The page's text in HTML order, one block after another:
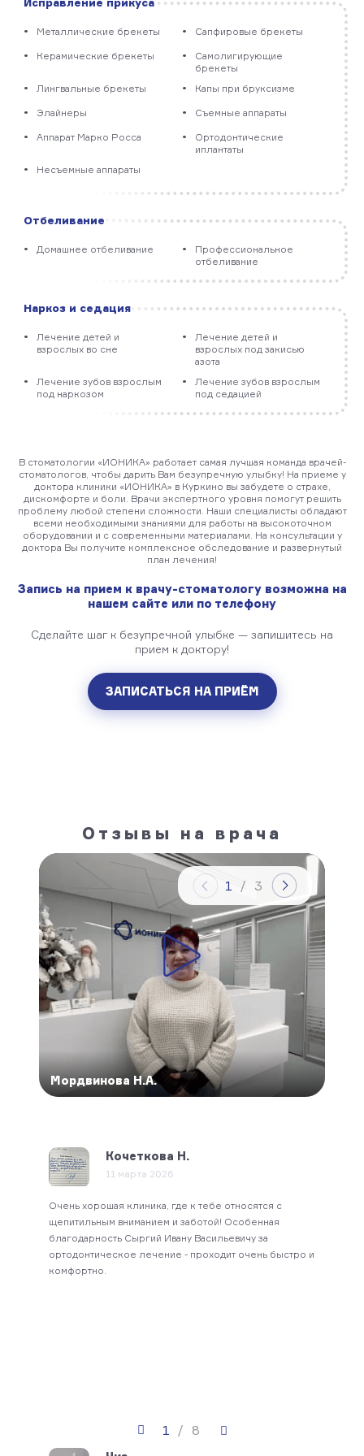
Исправление прикуса
Металлические брекеты
Сапфировые брекеты
Керамические брекеты
Самолигирующие
брекеты
Лингвальные брекеты
Капы при бруксизме
Элайнеры
Съемные аппараты
Аппарат Марко Росса
Ортодонтические
иплантаты
Несъемные аппараты
Отбеливание
Домашнее отбеливание
Профессиональное
отбеливание
Наркоз и седация
Лечение детей и
взрослых во сне
Лечение детей и
взрослых под закисью
азота
Лечение зубов взрослым
под наркозом
Лечение зубов взрослым
под седацией
В стоматологии «ИОНИКА» работает самая лучшая команда врачей-
стоматологов, чтобы дарить Вам безупречную улыбку! На приеме у
доктора клиники «ИОНИКА» в Куркино вы забудете о страхе,
дискомфорте и боли. Врачи экспертного уровня помогут решить
проблему любой степени сложности. Наши специалисты обладают
всеми необходимыми знаниями для работы на высокоточном
оборудовании и с современными материалами. На консультации у
доктора Вы получите комплексное обследование и развернутый
план лечения!
Запись на прием к врачу-стоматологу возможна на
нашем сайте или по телефону
Сделайте шаг к безупречной улыбке — запишитесь на
прием к доктору!
ЗАПИСАТЬСЯ НА ПРИЁМ
Отзывы на врача
1 / 3
Мордвинова Н.А.
Кочеткова Н.
11 марта 2026
Очень хорошая клиника, где к тебе относятся с
щепитильным вниманием и заботой! Особенная
благодарность Сыргий Ивану Васильевичу за
ортодонтическое лечение - проходит очень быстро и
комфортно.
1 / 8